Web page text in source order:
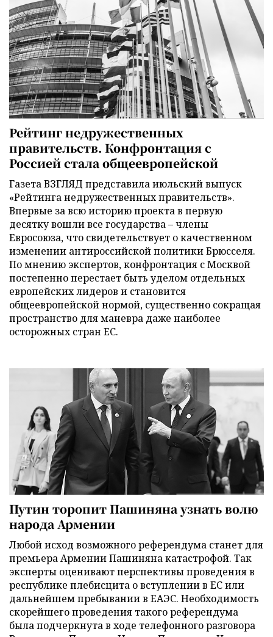
Рейтинг недружественных
правительств. Конфронтация с
Россией стала общеевропейской
Газета ВЗГЛЯД представила июльский выпуск
«Рейтинга недружественных правительств».
Впервые за всю историю проекта в первую
десятку вошли все государства – члены
Евросоюза, что свидетельствует о качественном
изменении антироссийской политики Брюсселя.
По мнению экспертов, конфронтация с Москвой
постепенно перестает быть уделом отдельных
европейских лидеров и становится
общеевропейской нормой, существенно сокращая
пространство для маневра даже наиболее
осторожных стран ЕС.
Путин торопит Пашиняна узнать волю
народа Армении
Любой исход возможного референдума станет для
премьера Армении Пашиняна катастрофой. Так
эксперты оценивают перспективы проведения в
республике плебисцита о вступлении в ЕС или
дальнейшем пребывании в ЕАЭС. Необходимость
скорейшего проведения такого референдума
была подчеркнута в ходе телефонного разговора